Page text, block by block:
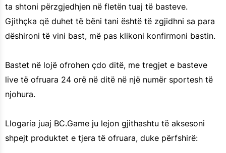
ta shtoni përzgjedhjen në fletën tuaj të basteve.
Gjithçka që duhet të bëni tani është të zgjidhni sa para
dëshironi të vini bast, më pas klikoni konfirmoni bastin.
Bastet në lojë ofrohen çdo ditë, me tregjet e basteve
live të ofruara 24 orë në ditë në një numër sportesh të
njohura.
Llogaria juaj BC.Game ju lejon gjithashtu të aksesoni
shpejt produktet e tjera të ofruara, duke përfshirë: